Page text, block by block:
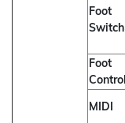
Foot
Switch
Foot
MIDI